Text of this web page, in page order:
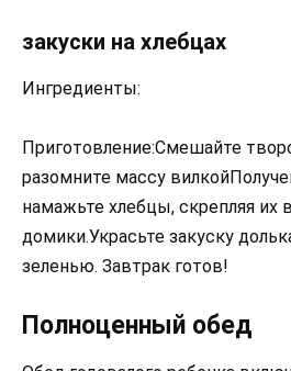
закуски на хлебцах
Ингредиенты:
Приготовление:Смешайте
разомните массу
намажьте хлебцы, скрепляя их
домики.Украсьте закуску
зеленью. Завтрак готов!
Полноценный обед